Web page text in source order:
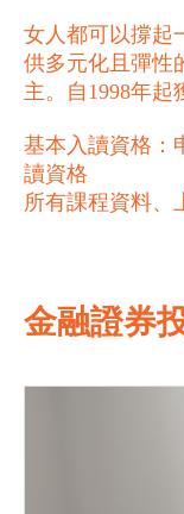
女人都可以撐起
供多元化且彈性
主。自1998年
基本入讀資格：
讀資格
所有課程資料、
金融證券